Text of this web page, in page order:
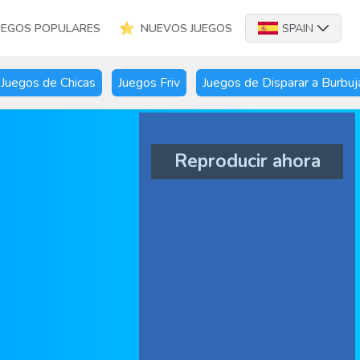
POPULARES NUEVOS JUEGOS SPAIN
Juegos de Chicas Juegos Friv Juegos de Disparar a
Reproducir ahora